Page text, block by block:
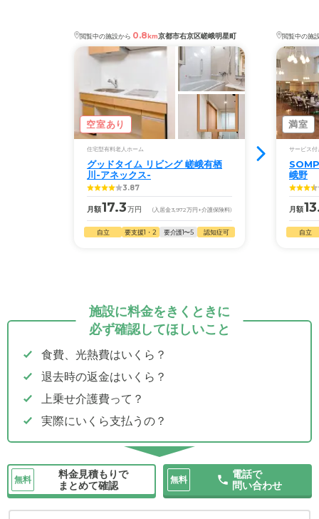
閲覧中の施設から 0.8km京都市右京区嵯峨明星町
空室あり
住宅型有料老人ホーム
グッドタイム リビング 嵯峨有栖
川-アネックス-
3.87
月額17.3万円 (入居金3,972万円 +介護保険料)
自立 要支援1・2 要介護1〜5 認知症可
閲覧中の施
満室
サービス付
峨野
月額
自立
施設に料金をきくときに
必ず確認してほしいこと
食費、光熱費はいくら？
退去時の返金はいくら？
上乗せ介護費って？
実際にいくら支払うの？
無料
料金見積もりで
まとめて確認
無料
電話で
問い合わせ